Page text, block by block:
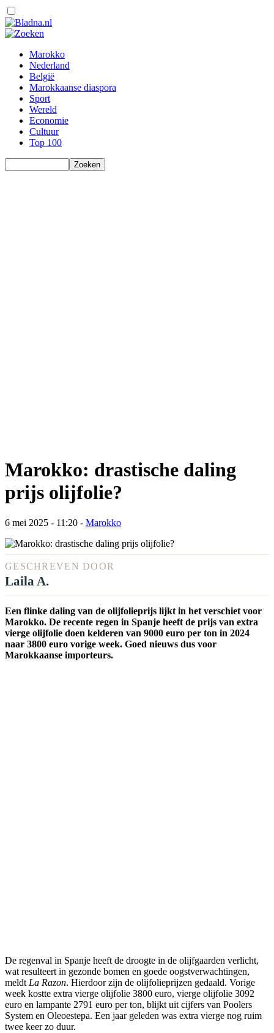
Marokko
Nederland
België
Marokkaanse diaspora
Sport
Wereld
Economie
Cultuur
Top 100
Marokko: drastische daling
prijs olijfolie?
6 mei 2025 - 11:20 - Marokko
GESCHREVEN DOOR
Laila A.
Een flinke daling van de olijfolieprijs lijkt in het verschiet voor
Marokko. De recente regen in Spanje heeft de prijs van extra
vierge olijfolie doen kelderen van 9000 euro per ton in 2024
naar 3800 euro vorige week. Goed nieuws dus voor
Marokkaanse importeurs.
De regenval in Spanje heeft de droogte in de olijfgaarden verlicht,
wat resulteert in gezonde bomen en goede oogstverwachtingen,
meldt La Razon. Hierdoor zijn de olijfolieprijzen gedaald. Vorige
week kostte extra vierge olijfolie 3800 euro, vierge olijfolie 3092
euro en lampante 2791 euro per ton, blijkt uit cijfers van Poolers
System en Oleoestepa. Een jaar geleden was extra vierge nog ruim
twee keer zo duur.